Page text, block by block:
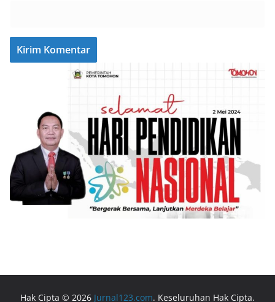
Hak Cipta © 2026 Jurnal123.com. Keseluruhan Hak Cipta.